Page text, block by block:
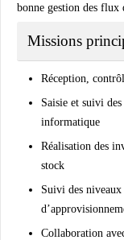
bonne gestion des flux
Missions
Réception,
Saisie et suivi
informatique
Réalisation des
stock
Suivi des
Collaboration